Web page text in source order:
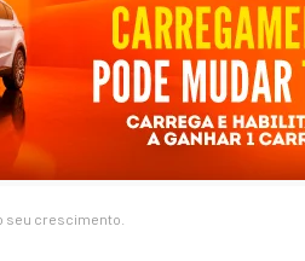
seu crescimento.